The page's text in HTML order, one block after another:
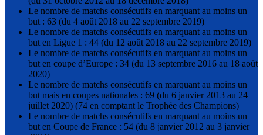
Le nombre de matchs consécutifs en marquant au moins un
but : 63 (du 4 août 2018 au 22 septembre 2019)
Le nombre de matchs consécutifs en marquant au moins un
but en Ligue 1 : 44 (du 12 août 2018 au 22 septembre 2019)
Le nombre de matchs consécutifs en marquant au moins un
but en coupe d’Europe : 34 (du 13 septembre 2016 au 18 août
2020)
Le nombre de matchs consécutifs en marquant au moins un
but mais en coupes nationales : 69 (du 6 janvier 2013 au 24
juillet 2020) (74 en comptant le Trophée des Champions)
Le nombre de matchs consécutifs en marquant au moins un
but en Coupe de France : 54 (du 8 janvier 2012 au 3 janvier